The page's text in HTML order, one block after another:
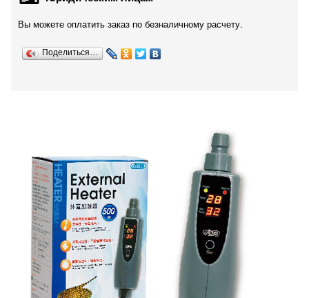
Вы можете оплатить заказ по безналичному расчету.
Поделиться…